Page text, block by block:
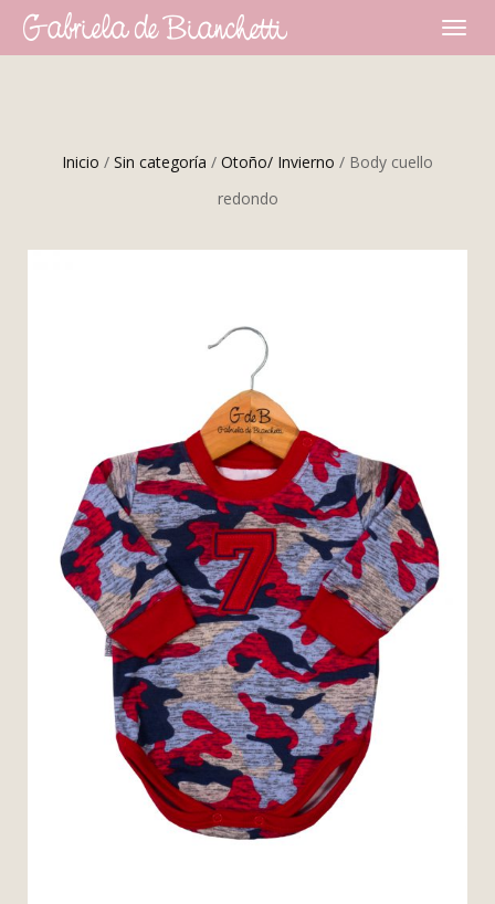
Inicio / Sin categoría / Otoño/ Invierno / Body cuello
redondo